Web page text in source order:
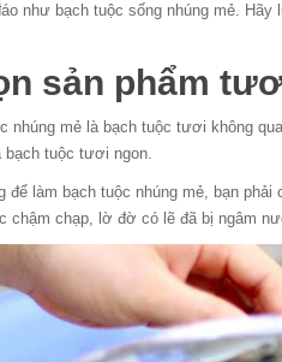
như bạch tuộc sống nhúng mẻ.
sản phẩm
nhúng mẻ là bạch tuộc tươi không
bạch tuộc tươi ngon.
làm bạch tuộc nhúng mẻ, bạn
chậm chạp, lờ đờ có lẽ đã bị ngâm